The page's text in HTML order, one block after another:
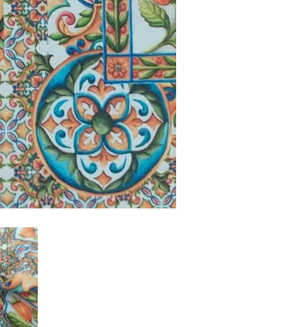
Piastrelle Maioliche Siciliane numero media 0
Panama Stampa Digitale Piastrelle Maioliche